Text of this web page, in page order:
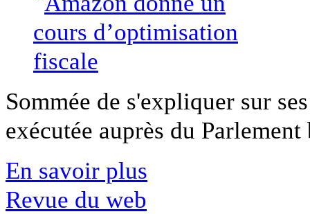
Sommée de s'expliquer sur
exécutée auprès du
En savoir plus
Revue du web